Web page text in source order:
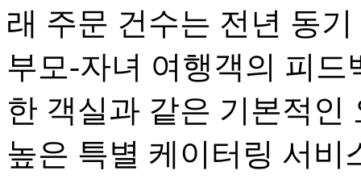
래 주문 건수는 전년 동
부모-자녀 여행객의 피
한 객실과 같은 기본적인
높은 특별 케이터링 서